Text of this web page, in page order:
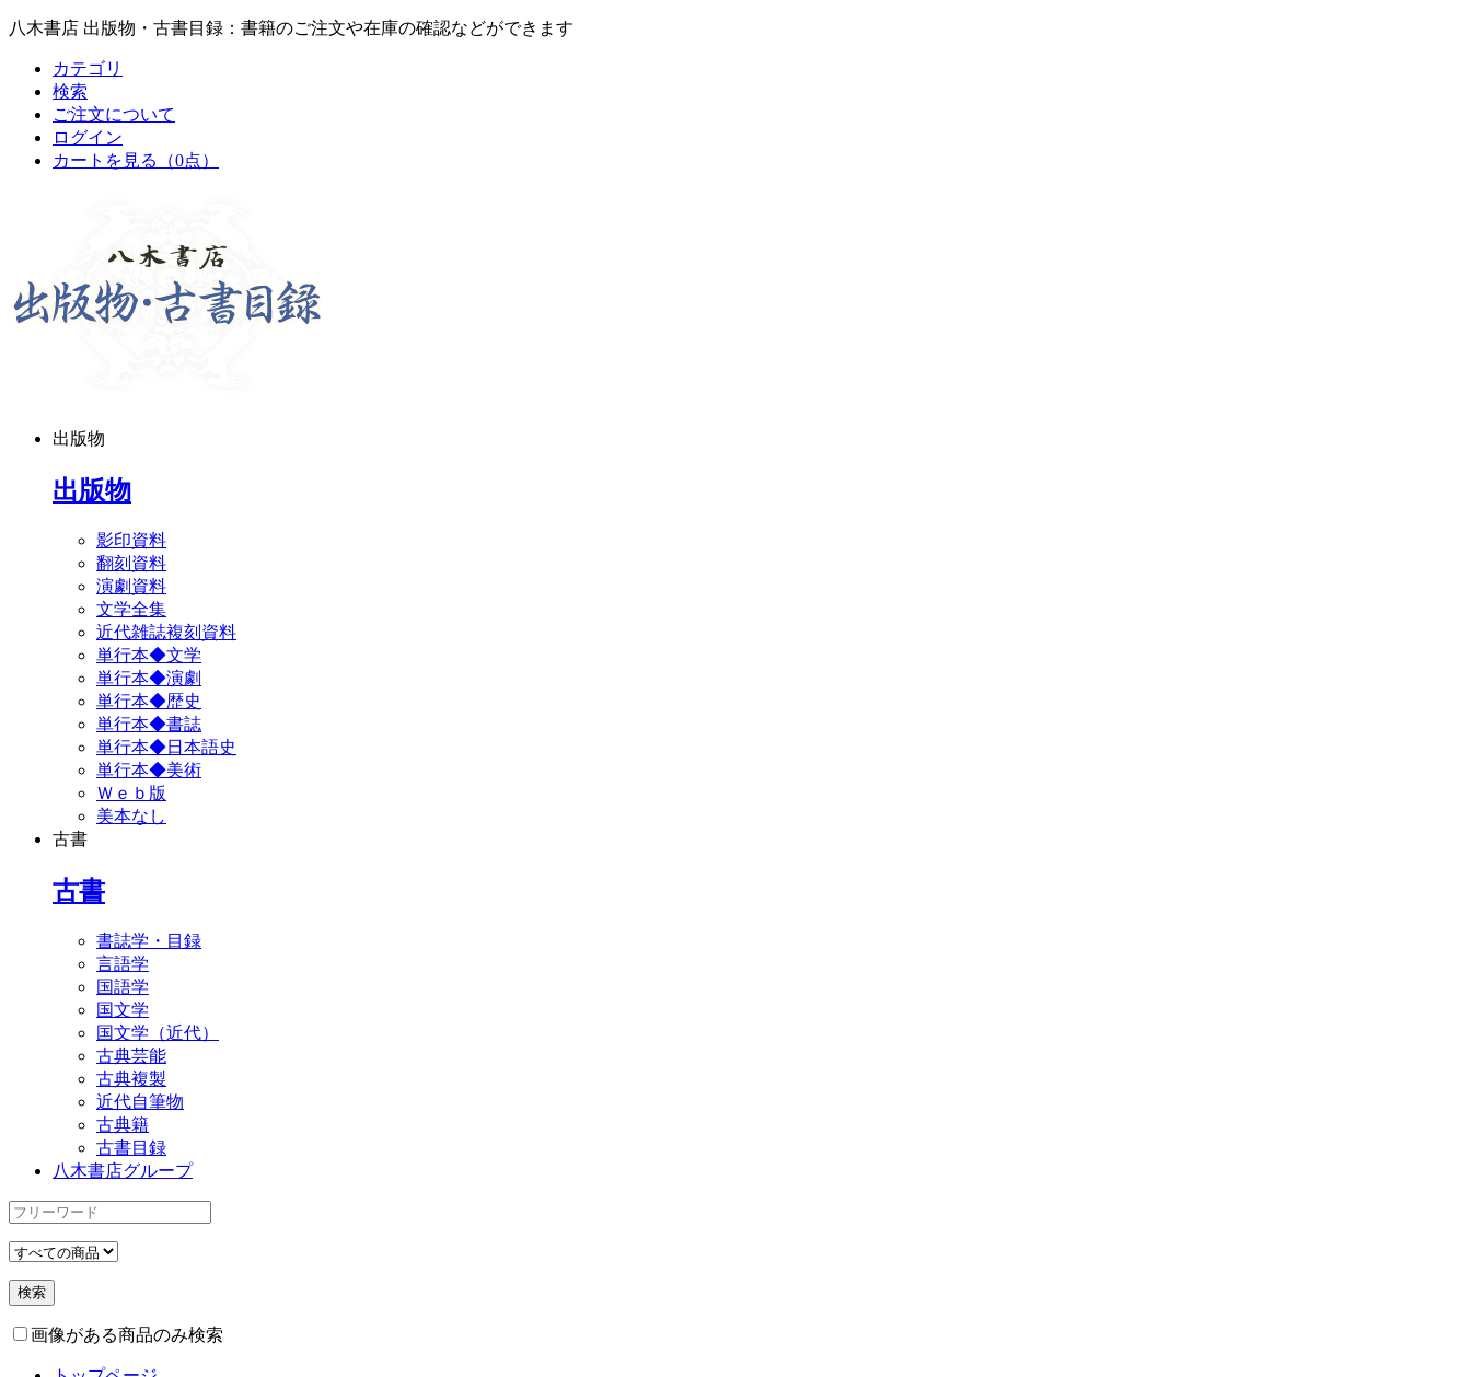
八木書店 出版物・古書目録：書籍のご注文や在庫の確認などができます
カテゴリ
検索
ご注文について
ログイン
カートを見る
（0点）
出版物
出版物
影印資料
翻刻資料
演劇資料
文学全集
近代雑誌複刻資料
単行本◆文学
単行本◆演劇
単行本◆歴史
単行本◆書誌
単行本◆日本語史
単行本◆美術
Ｗｅｂ版
美本なし
古書
古書
書誌学・目録
言語学
国語学
国文学
国文学（近代）
古典芸能
古典複製
近代自筆物
古典籍
古書目録
八木書店グループ
画像がある商品のみ検索